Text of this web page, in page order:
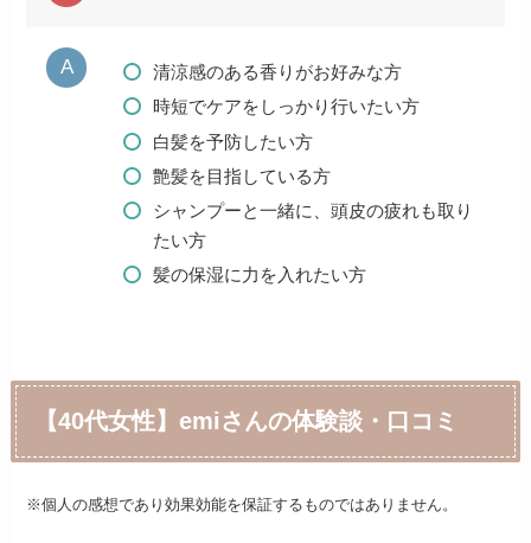
清涼感のある香りがお好みな方
時短でケアをしっかり行いたい方
白髪を予防したい方
艶髪を目指している方
シャンプーと一緒に、頭皮の疲れも取り
たい方
髪の保湿に力を入れたい方
【40代女性】emiさんの体験談・口コミ
※個人の感想であり効果効能を保証するものではありません。